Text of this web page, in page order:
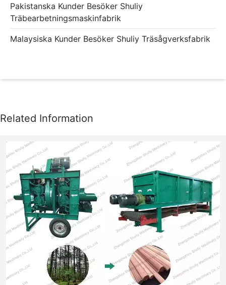
Pakistanska Kunder Besöker Shuliy
Träbearbetningsmaskinfabrik
Malaysiska Kunder Besöker Shuliy Träsågverksfabrik